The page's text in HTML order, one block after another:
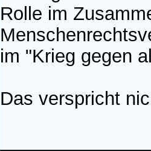
Rolle im
im "Krieg gegen
Das verspricht